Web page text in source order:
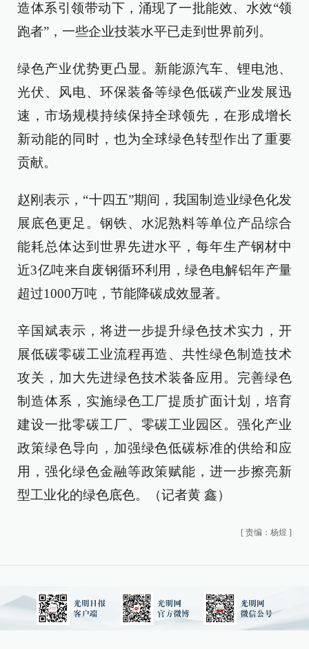
造体系引领带动下，涌现了一批能效、水效“领
跑者”，一些企业技装水平已走到世界前列。
绿色产业优势更凸显。新能源汽车、锂电池、
光伏、风电、环保装备等绿色低碳产业发展迅
速，市场规模持续保持全球领先，在形成增长
新动能的同时，也为全球绿色转型作出了重要
贡献。
赵刚表示，“十四五”期间，我国制造业绿色化发
展底色更足。钢铁、水泥熟料等单位产品综合
能耗总体达到世界先进水平，每年生产钢材中
近3亿吨来自废钢循环利用，绿色电解铝年产量
超过1000万吨，节能降碳成效显著。
辛国斌表示，将进一步提升绿色技术实力，开
展低碳零碳工业流程再造、共性绿色制造技术
攻关，加大先进绿色技术装备应用。完善绿色
制造体系，实施绿色工厂提质扩面计划，培育
建设一批零碳工厂、零碳工业园区。强化产业
政策绿色导向，加强绿色低碳标准的供给和应
用，强化绿色金融等政策赋能，进一步擦亮新
型工业化的绿色底色。（记者黄 鑫）
[ 责编：杨煜 ]